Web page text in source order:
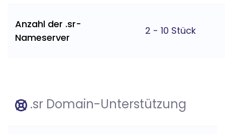
Anzahl der .sr-
Nameserver
2 - 10 Stück
.sr Domain-Unterstützung